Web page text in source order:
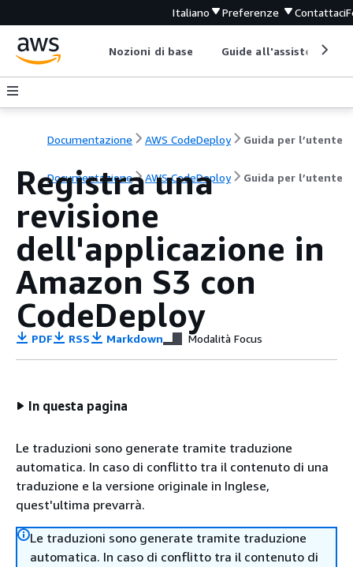
Italiano Preferenze Contattaci
Nozioni di base Guide all'assistenza
Documentazione AWS CodeDeploy Guida per l’utente
Documentazione AWS CodeDeploy Guida per l’utente
Registra una
revisione
dell'applicazione in
Amazon S3 con
CodeDeploy
PDF RSS Markdown Modalità Focus
In questa pagina
Le traduzioni sono generate tramite traduzione
automatica. In caso di conflitto tra il contenuto di una
traduzione e la versione originale in Inglese,
quest'ultima prevarrà.
Le traduzioni sono generate tramite traduzione
automatica. In caso di conflitto tra il contenuto di